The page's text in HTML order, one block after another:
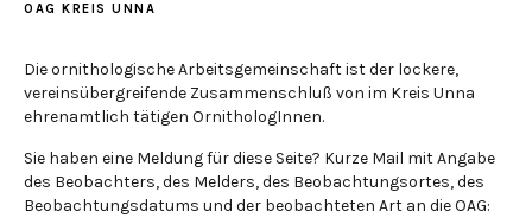
OAG KREIS UNNA
Die ornithologische Arbeitsgemeinschaft ist der lockere,
vereinsübergreifende Zusammenschluß von im Kreis Unna
ehrenamtlich tätigen OrnithologInnen.
Sie haben eine Meldung für diese Seite? Kurze Mail mit Angabe
des Beobachters, des Melders, des Beobachtungsortes, des
Beobachtungsdatums und der beobachteten Art an die OAG: